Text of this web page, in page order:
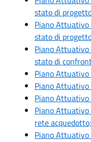
stato di
Piano
stato di
Piano
stato di
Piano Attuativo
Piano Attuativo
Piano Attuativo
Piano
rete acquedotto;
Piano